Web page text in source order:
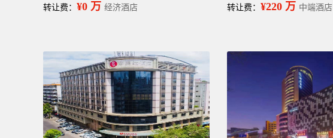
转让费： ¥0 万 经济酒店
转让费： ¥220 万 中端酒店